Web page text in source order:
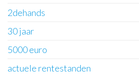
2dehands
30 jaar
5000 euro
actuele rentestanden